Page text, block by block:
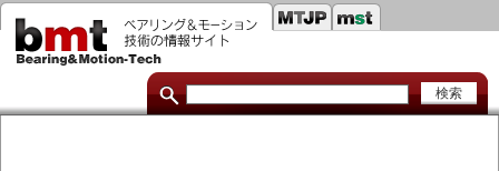
メ
イ
テ
カ
ン
ダ